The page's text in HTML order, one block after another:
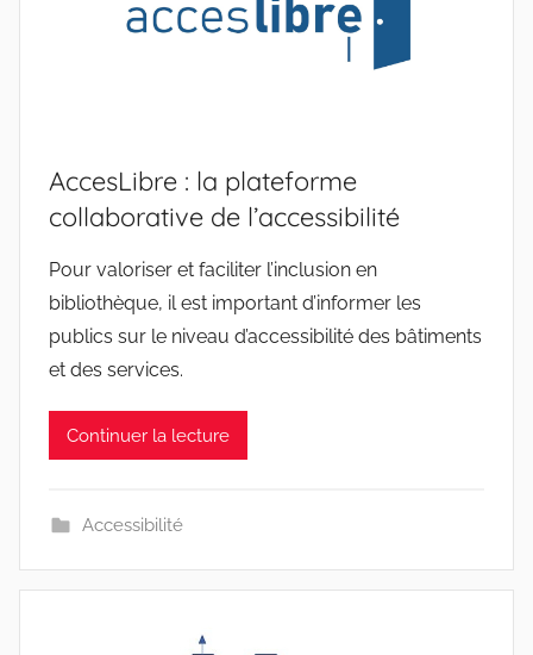
AccesLibre : la plateforme
collaborative de l’accessibilité
Pour valoriser et faciliter l’inclusion en
bibliothèque, il est important d’informer les
publics sur le niveau d’accessibilité des bâtiments
et des services.
Continuer la lecture
Accessibilité